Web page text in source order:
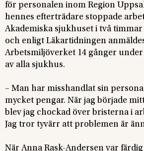
för personalen inom Region
hennes efterträdare stoppade
Akademiska sjukhuset i två timmar
och enligt Läkartidningen
Arbetsmiljöverket 14 gånger under
av alla sjukhus.
– Man har misshandlat sin
mycket pengar. När jag började
blev jag chockad över bristerna i
Jag tror tyvärr att problemen är
När Anna Rask-Andersen var